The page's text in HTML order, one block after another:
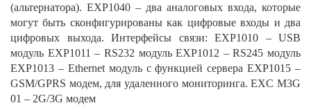
(альтернатора). EXP1040 – два аналоговых входа, которые
могут быть сконфигурированы как цифровые входы и два
цифровых выхода. Интерфейсы связи: EXP1010 – USB
модуль EXP1011 – RS232 модуль EXP1012 – RS245 модуль
EXP1013 – Ethernet модуль с функцией сервера EXP1015 –
GSM/GPRS модем, для удаленного мониторинга. EXC M3G
01 – 2G/3G модем